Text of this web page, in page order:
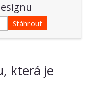
která je